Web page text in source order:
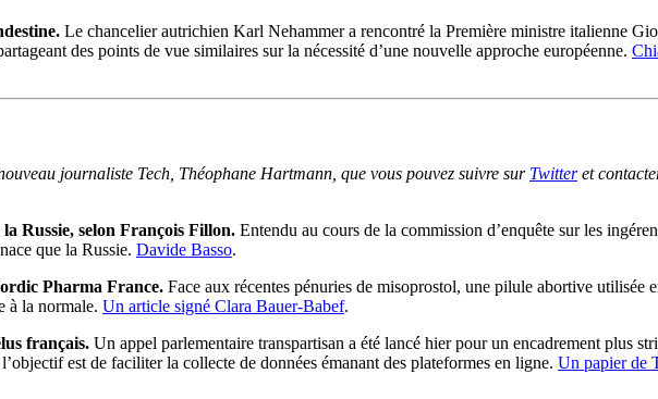
Le chancelier autrichien Karl Nehammer a rencontré la Première ministre italienne
des points de vue similaires sur la nécessité d’une nouvelle approche européenne.
journaliste Tech, Théophane Hartmann, que vous pouvez suivre sur Twitteret
Russie, selon François Fillon. Entendu au cours de la commission d’enquête sur les
que la Russie. Davide Basso.
Pharma France. Face aux récentes pénuries de misoprostol, une pilule abortive utilisée
à la normale. Un article signé Clara Bauer-Babef.
français. Un appel parlementaire transpartisan a été lancé hier pour un encadrement plus
est de faciliter la collecte de données émanant des plateformes en ligne. Un papier de